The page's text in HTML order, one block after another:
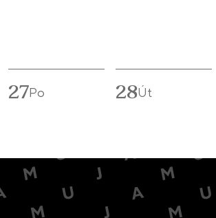
27Po 28Út